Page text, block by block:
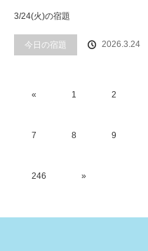
3/24(火)の宿題
今日の宿題 2026.3.24
« 1 2
7 8 9
246 »